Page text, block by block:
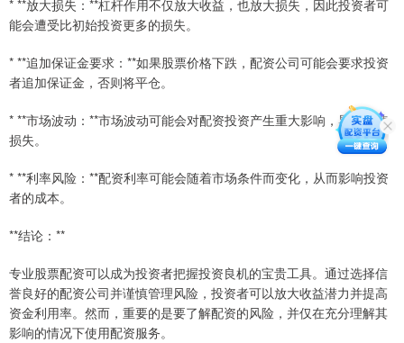
* **放大损失：**杠杆作用不仅放大收益，也放大损失，因此投资者可
能会遭受比初始投资更多的损失。
* **追加保证金要求：**如果股票价格下跌，配资公司可能会要求投资
者追加保证金，否则将平仓。
* **市场波动：**市场波动可能会对配资投资产生重大影响，导致快速
损失。
* **利率风险：**配资利率可能会随着市场条件而变化，从而影响投资
者的成本。
**结论：**
专业股票配资可以成为投资者把握投资良机的宝贵工具。通过选择信
誉良好的配资公司并谨慎管理风险，投资者可以放大收益潜力并提高
资金利用率。然而，重要的是要了解配资的风险，并仅在充分理解其
影响的情况下使用配资服务。